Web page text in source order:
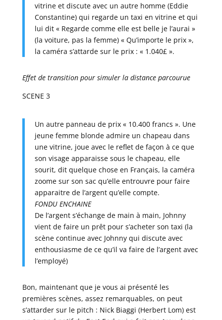
vitrine et discute avec un autre homme (Eddie
Constantine) qui regarde un taxi en vitrine et qui
lui dit « Regarde comme elle est belle je l’aurai »
(la voiture, pas la femme) « Qu’importe le prix »,
la caméra s’attarde sur le prix : « 1.040£ ».
Effet de transition pour simuler la distance parcourue
SCENE 3
Un autre panneau de prix « 10.400 francs ». Une
jeune femme blonde admire un chapeau dans
une vitrine, joue avec le reflet de façon à ce que
son visage apparaisse sous le chapeau, elle
sourit, dit quelque chose en Français, la caméra
zoome sur son sac qu’elle entrouvre pour faire
apparaitre de l’argent qu’elle compte.
FONDU ENCHAINE
De l’argent s’échange de main à main, Johnny
vient de faire un prêt pour s’acheter son taxi (la
scène continue avec Johnny qui discute avec
enthousiasme de ce qu’il va faire de l’argent avec
l’employé)
Bon, maintenant que je vous ai présenté les
premières scènes, assez remarquables, on peut
s’attarder sur le pitch : Nick Biaggi (Herbert Lom) est